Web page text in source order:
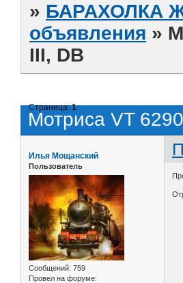
» БАРАХОЛКА
объявления »
III, DB
Мотриса VT
Страница:1
Илья Мощанский
Пользователь
Сообщений: 759
Провел на форуме: